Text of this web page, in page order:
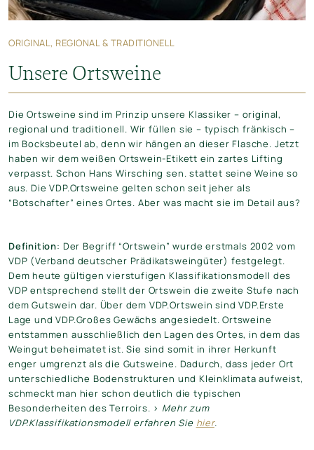
ORIGINAL, REGIONAL & TRADITIONELL
Unsere Ortsweine
Die Ortsweine sind im Prinzip unsere Klassiker – original,
regional und traditionell. Wir füllen sie – typisch fränkisch –
im Bocksbeutel ab, denn wir hängen an dieser Flasche. Jetzt
haben wir dem weißen Ortswein-Etikett ein zartes Lifting
verpasst. Schon Hans Wirsching sen. stattet seine Weine so
aus. DieVDP.Ortsweine gelten schon seit jeher als
“Botschafter” eines Ortes. Aber was macht sie im Detail aus?
Definition: Der Begriff “Ortswein” wurde erstmals 2002 vom
VDP (Verband deutscher Prädikatsweingüter) festgelegt.
Dem heute gültigen vierstufigen Klassifikationsmodell des
VDP entsprechend stellt der Ortswein die zweite Stufe nach
dem Gutswein dar. Über dem VDP.Ortswein sind VDP.Erste
Lage und VDP.Großes Gewächs angesiedelt. Ortsweine
entstammen ausschließlich den Lagen des Ortes, in dem das
Weingut beheimatet ist. Sie sind somit in ihrer Herkunft
enger umgrenzt als die Gutsweine. Dadurch, dass jeder Ort
unterschiedliche Bodenstrukturen und Kleinklimata aufweist,
schmeckt man hier schon deutlich die typischen
Besonderheiten des Terroirs. > Mehr zum
VDP.Klassifikationsmodell erfahren Sie hier.